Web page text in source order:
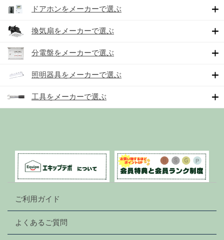
ドアホンをメーカーで選ぶ
換気扇をメーカーで選ぶ
分電盤をメーカーで選ぶ
照明器具をメーカーで選ぶ
工具をメーカーで選ぶ
ご利用ガイド
よくあるご質問